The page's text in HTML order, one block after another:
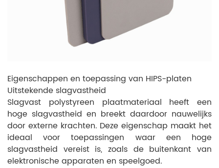
Eigenschappen en toepassing van HIPS-platen
Uitstekende slagvastheid
Slagvast polystyreen plaatmateriaal heeft een
hoge slagvastheid en breekt daardoor nauwelijks
door externe krachten. Deze eigenschap maakt het
ideaal voor toepassingen waar een hoge
slagvastheid vereist is, zoals de buitenkant van
elektronische apparaten en speelgoed.